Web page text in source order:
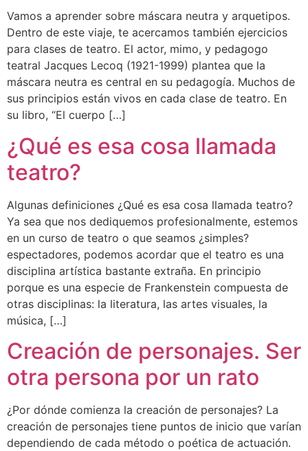
Vamos a aprender sobre máscara neutra y arquetipos.
Dentro de este viaje, te acercamos también ejercicios
para clases de teatro. El actor, mimo, y pedagogo
teatral Jacques Lecoq (1921-1999) plantea que la
máscara neutra es central en su pedagogía. Muchos de
sus principios están vivos en cada clase de teatro. En
su libro, “El cuerpo […]
¿Qué es esa cosa llamada
teatro?
Algunas definiciones ¿Qué es esa cosa llamada teatro?
Ya sea que nos dediquemos profesionalmente, estemos
en un curso de teatro o que seamos ¿simples?
espectadores, podemos acordar que el teatro es una
disciplina artística bastante extraña. En principio
porque es una especie de Frankenstein compuesta de
otras disciplinas: la literatura, las artes visuales, la
música, […]
Creación de personajes. Ser
otra persona por un rato
¿Por dónde comienza la creación de personajes? La
creación de personajes tiene puntos de inicio que varían
dependiendo de cada método o poética de actuación.